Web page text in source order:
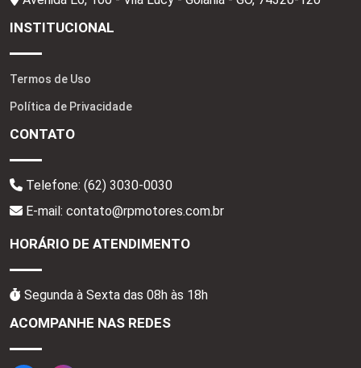
INSTITUCIONAL
Termos de Uso
Política de Privacidade
CONTATO
Telefone: (62) 3030-0030
E-mail: contato@rpmotores.com.br
HORÁRIO DE ATENDIMENTO
Segunda à Sexta das 08h às 18h
ACOMPANHE NAS REDES